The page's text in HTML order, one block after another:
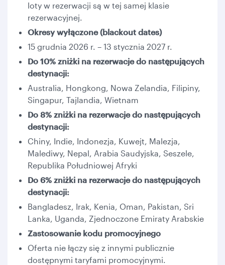
loty w rezerwacji są w tej samej klasie
rezerwacyjnej.
Okresy wyłączone (blackout dates)
15 grudnia 2026 r. – 13 stycznia 2027 r.
Do 10% zniżki na rezerwacje do następujących
destynacji:
Australia, Hongkong, Nowa Zelandia, Filipiny,
Singapur, Tajlandia, Wietnam
Do 8% zniżki na rezerwacje do następujących
destynacji:
Chiny, Indie, Indonezja, Kuwejt, Malezja,
Malediwy, Nepal, Arabia Saudyjska, Seszele,
Republika Południowej Afryki
Do 6% zniżki na rezerwacje do następujących
destynacji:
Bangladesz, Irak, Kenia, Oman, Pakistan, Sri
Lanka, Uganda, Zjednoczone Emiraty Arabskie
Zastosowanie kodu promocyjnego
Oferta nie łączy się z innymi publicznie
dostępnymi taryfami promocyjnymi.